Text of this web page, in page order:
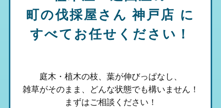
町の伐採屋さん 神戸店 に
すべてお任せください！
庭木・植木の枝、葉が伸びっぱなし、
雑草がそのまま、 どんな状態でも構いません！
まずはご相談ください！